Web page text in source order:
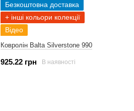
Безкоштовна доставка
+ інші кольори колекції
Відео
Ковролін Balta Silverstone 990
925.22 грн В наявності